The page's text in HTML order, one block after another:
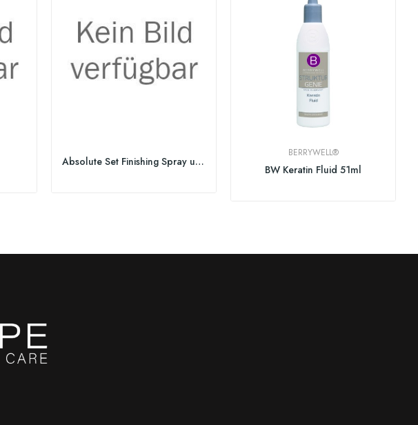
Absolute Set Finishing Spray ultra stark
BERRYWELL®
BW Keratin Fluid 51ml